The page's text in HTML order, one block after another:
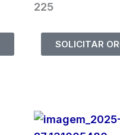
225
SOLICITAR